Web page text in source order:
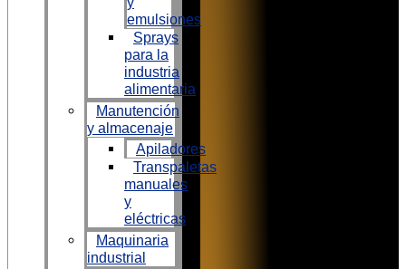
emulsiones
Sprays
para la
industria
alimentaria
Manutención
y almacenaje
Apiladores
Transpaletas
manuales
y
eléctricas
Maquinaria
industrial